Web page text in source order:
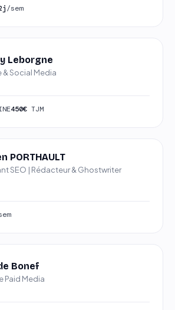
/sem
Leborgne
& Social Media
450€ TJM
PORTHAULT
SEO | Rédacteur & Ghostwriter
Bonef
Paid Media